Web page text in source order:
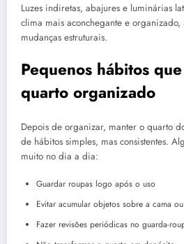
Luzes indiretas, abajures e luminárias
clima mais aconchegante e organizado,
mudanças estruturais.
Pequenos hábitos
quarto organizado
Depois de organizar, manter o quarto
de hábitos simples, mas consistentes.
muito no dia a dia:
Guardar roupas logo após o uso
Evitar acumular objetos sobre a cama
Fazer revisões periódicas no guarda-